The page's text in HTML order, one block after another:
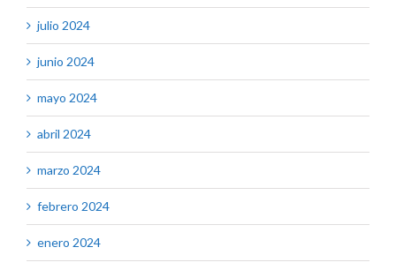
julio 2024
junio 2024
mayo 2024
abril 2024
marzo 2024
febrero 2024
enero 2024